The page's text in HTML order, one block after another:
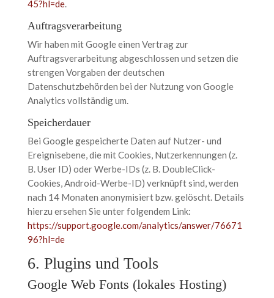
45?hl=de.
Auftragsverarbeitung
Wir haben mit Google einen Vertrag zur
Auftragsverarbeitung abgeschlossen und setzen die
strengen Vorgaben der deutschen
Datenschutzbehörden bei der Nutzung von Google
Analytics vollständig um.
Speicherdauer
Bei Google gespeicherte Daten auf Nutzer- und
Ereignisebene, die mit Cookies, Nutzerkennungen (z.
B. User ID) oder Werbe-IDs (z. B. DoubleClick-
Cookies, Android-Werbe-ID) verknüpft sind, werden
nach 14 Monaten anonymisiert bzw. gelöscht. Details
hierzu ersehen Sie unter folgendem Link:
https://support.google.com/analytics/answer/76671
96?hl=de
6. Plugins und Tools
Google Web Fonts (lokales Hosting)